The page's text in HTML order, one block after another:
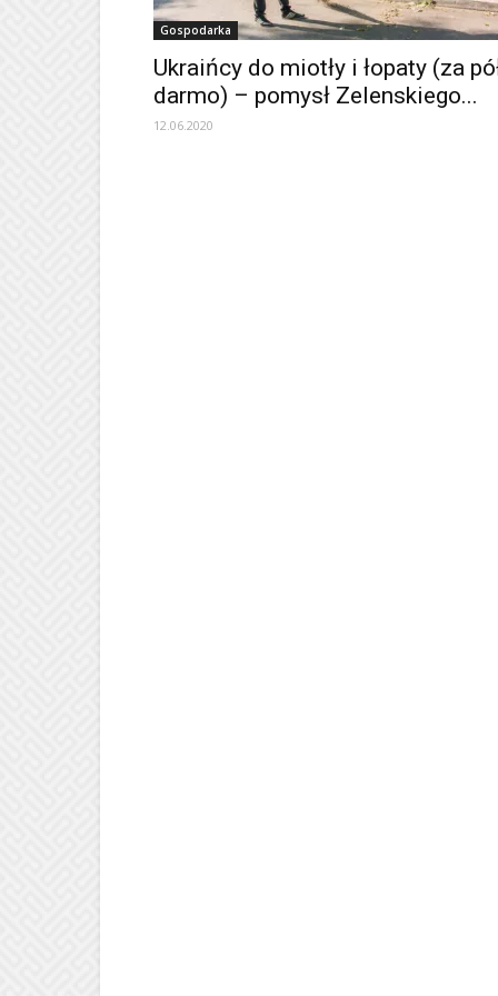
Gospodarka
Ukraińcy do miotły i łopaty (za
darmo) – pomysł Zelenskiego...
12.06.2020